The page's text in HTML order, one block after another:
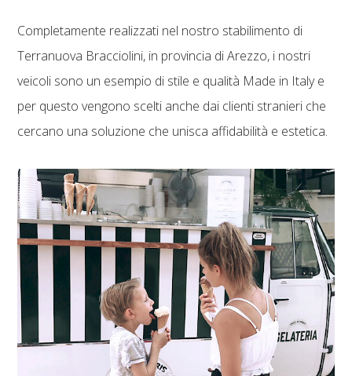
Completamente realizzati nel nostro stabilimento di
Terranuova Bracciolini, in provincia di Arezzo, i nostri
veicoli sono un esempio di stile e qualità Made in Italy e
per questo vengono scelti anche dai clienti stranieri che
cercano una soluzione che unisca affidabilità e estetica.